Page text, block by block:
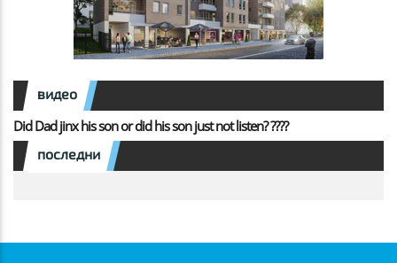
видео
Did Dad jinx his son or did his son just not listen? ????
последни